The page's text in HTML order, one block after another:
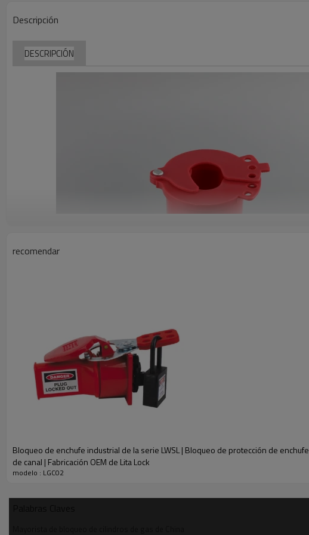
Descripción
DESCRIPCIÓN
PARÁMETRO
Peso
Aprox.117g
Color
recomendar
Bloqueo de enchufe industrial de la serie LWSL | Bloqueo de protección de enchufe
de canal | Fabricación OEM de Lita Lock
modelo : LGC02